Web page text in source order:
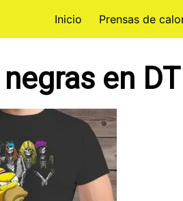
Inicio Prensas de
en